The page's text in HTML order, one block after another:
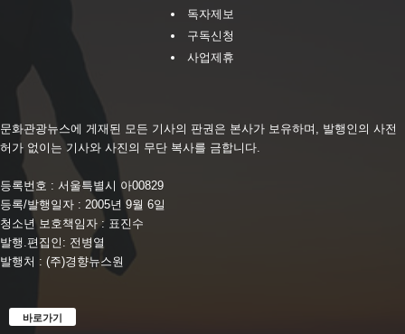
독자제보
구독신청
사업제휴
문화관광뉴스에 게재된 모든 기사의 판권은 본사가 보유하며, 발행인의 사전
허가 없이는 기사와 사진의 무단 복사를 금합니다.
등록번호 : 서울특별시 아00829
등록/발행일자 : 2005년 9월 6일
청소년 보호책임자 : 표진수
발행.편집인: 전병열
발행처 : (주)경향뉴스원
바로가기